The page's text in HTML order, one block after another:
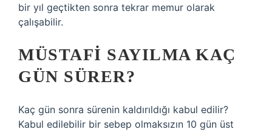
bir yıl geçtikten sonra tekrar memur olarak
çalışabilir.
MÜSTAFI SAYILMA KAÇ
GÜN SÜRER?
Kaç gün sonra sürenin kaldırıldığı kabul edilir?
Kabul edilebilir bir sebep olmaksızın 10 gün üst